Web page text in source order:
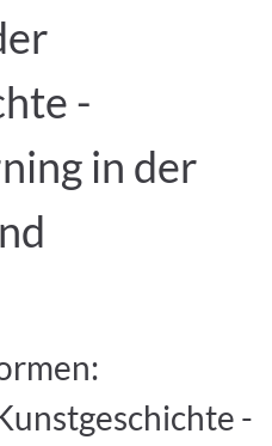
-
in der
-